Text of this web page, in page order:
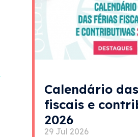
Calendário
fiscais e
2026
29 Jul 2026